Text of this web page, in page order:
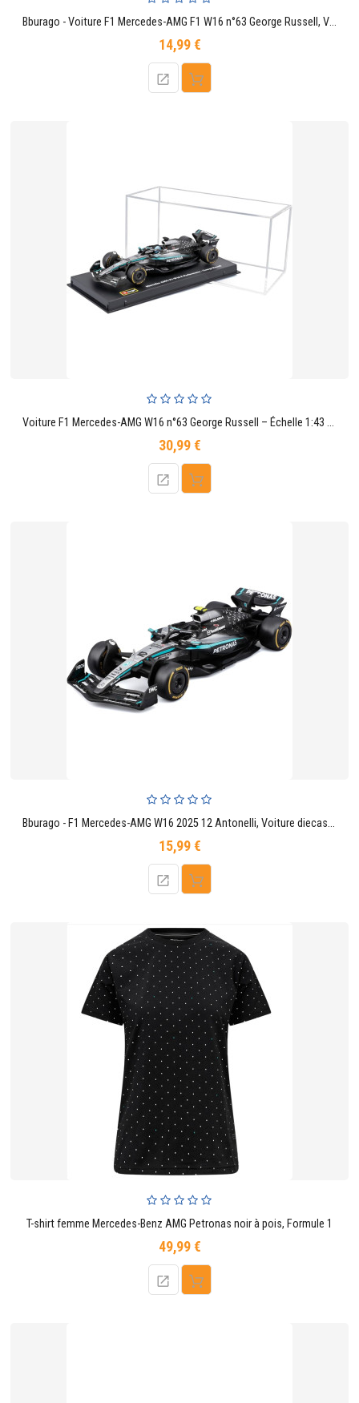
Bburago - Voiture F1 Mercedes-AMG F1 W16 n°63 George Russell, Voiture Miniature à échelle 1:64, réplique monoplace de Formule 1
14,99 €Prix
Voiture F1 Mercedes-AMG W16 n°63 George Russell – Échelle 1:43 avec socle et vitrine
30,99 €Prix
Bburago - F1 Mercedes-AMG W16 2025 12 Antonelli, Voiture diecast l'échelle 1:43, réplique F1 Mercedes, argentée/Noire
15,99 €Prix
T-shirt femme Mercedes-Benz AMG Petronas noir à pois, Formule 1
49,99 €Prix